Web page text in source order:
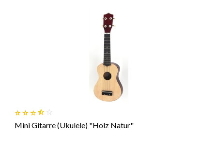
Mini Gitarre (Ukulele) "Holz Natur"